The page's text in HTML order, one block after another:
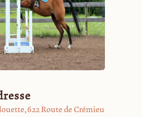
622 Route de Crémieu